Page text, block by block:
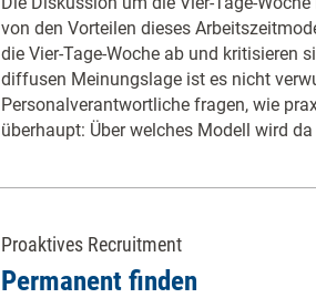
von den Vorteilen dieses
die Vier-Tage-Woche ab und kritisieren
diffusen Meinungslage ist es nicht
Personalverantwortliche fragen, wie
überhaupt: Über welches Modell wird
Proaktives Recruitment
Permanent finden